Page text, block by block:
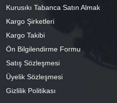
Kurusıkı Tabanca Satın Almak
Kargo Şirketleri
Kargo Takibi
Ön Bilgilendirme Formu
Satış Sözleşmesi
Üyelik Sözleşmesi
Gizlilik Politikası